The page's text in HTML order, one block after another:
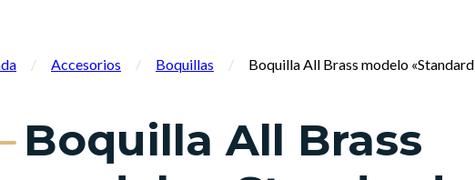
/ Accesorios / Boquillas / Boquilla All Brass modelo
Boquilla All Brass